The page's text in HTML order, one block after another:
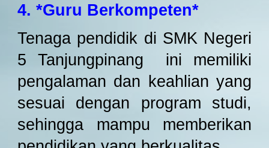
4. *Guru Berkompeten*
Tenaga pendidik di SMK Negeri
5 Tanjungpinang ini memiliki
pengalaman dan keahlian yang
sesuai dengan program studi,
sehingga mampu memberikan